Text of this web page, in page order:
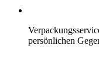
persönlichen